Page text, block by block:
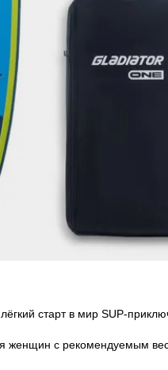
старт в мир SUP-
женщин с рекомендуемым